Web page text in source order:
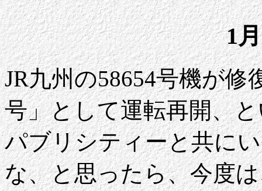
1
JR九州の58654号機が
号」として運転再開、
パブリシティーと共に
な、と思ったら、今度